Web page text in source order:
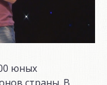
юных